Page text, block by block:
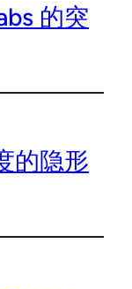
的突
的隐形